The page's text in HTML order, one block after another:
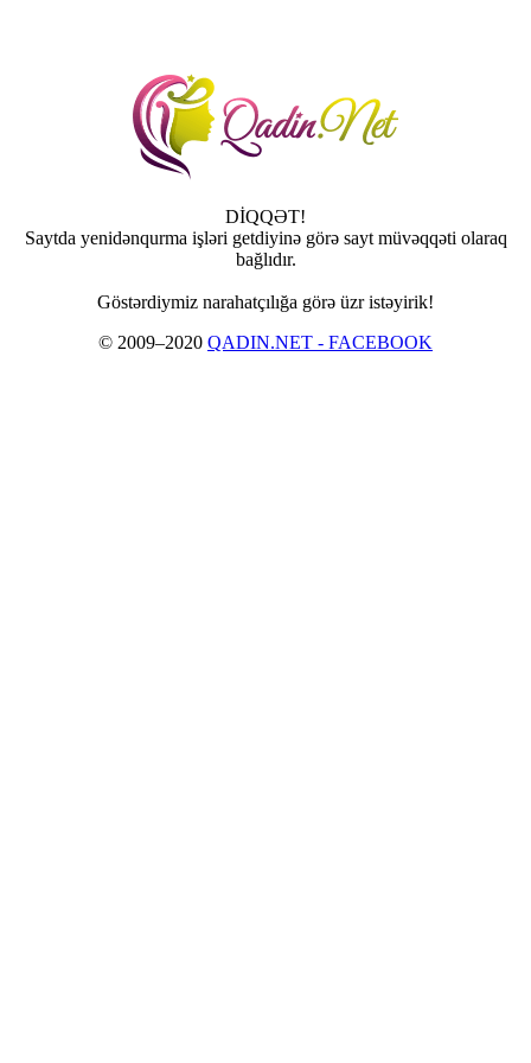
DİQQƏT!
Saytda yenidənqurma işləri getdiyinə görə sayt müvəqqəti olaraq
bağlıdır.
Göstərdiymiz narahatçılığa görə üzr istəyirik!
© 2009–2020 QADIN.NET - FACEBOOK